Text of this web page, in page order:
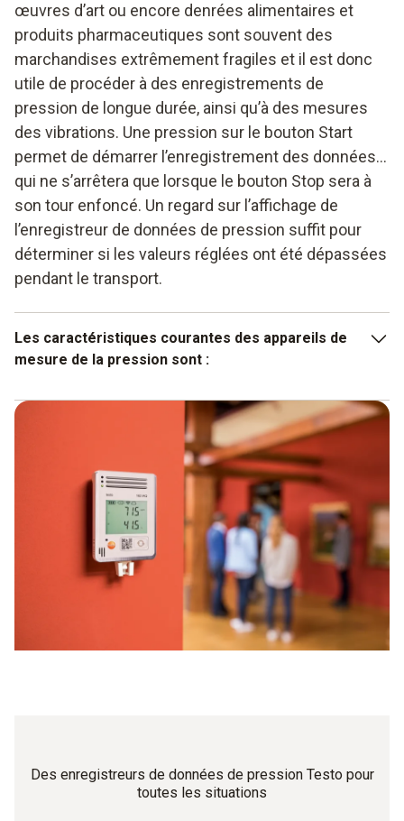
œuvres d’art ou encore denrées alimentaires et
produits pharmaceutiques sont souvent des
marchandises extrêmement fragiles et il est donc
utile de procéder à des enregistrements de
pression de longue durée, ainsi qu’à des mesures
des vibrations. Une pression sur le bouton Start
permet de démarrer l’enregistrement des données...
qui ne s’arrêtera que lorsque le bouton Stop sera à
son tour enfoncé. Un regard sur l’affichage de
l’enregistreur de données de pression suffit pour
déterminer si les valeurs réglées ont été dépassées
pendant le transport.
Les caractéristiques courantes des appareils de
mesure de la pression sont :
une mémoire de données étendue, permettant
l’enregistrement de jusqu’à 2 millions de valeurs de
mesure selon les modèles,
une autonomie pouvant aller jusqu’à 8 ans – signe d'une
qualité exceptionnelle – selon les modèles,
des fonctions et possibilités d’extension adaptées aux
besoins pour certaines domaines d'utilisation.
Des enregistreurs de données de pression Testo pour
toutes les situations